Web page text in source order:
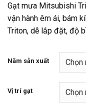
Gạt mưa Mitsubishi
vận hành êm ái, bám
Triton, dễ lắp đặt, độ
Năm sản xuất
Vị trí gạt